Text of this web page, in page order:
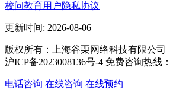
校问教育用户隐私协议
更新时间: 2026-08-06
版权所有：上海谷栗网络科技有限公司
沪ICP备2023008136号-4 免费咨询热线：
电话咨询 在线咨询 在线预约